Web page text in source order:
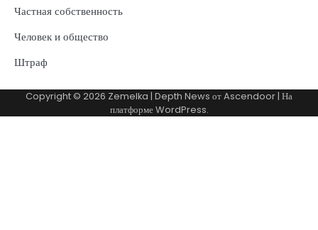
Частная собственность
Человек и общество
Штраф
Copyright © 2026 Zemelka | Depth News отAscendoor| На
платформеWordPress.